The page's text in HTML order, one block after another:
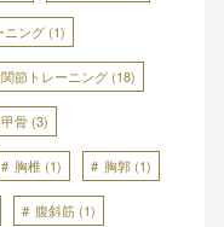
ニング (1)
節トレーニング (18)
骨 (3)
胸椎 (1) 胸郭 (1)
腹斜筋 (1)